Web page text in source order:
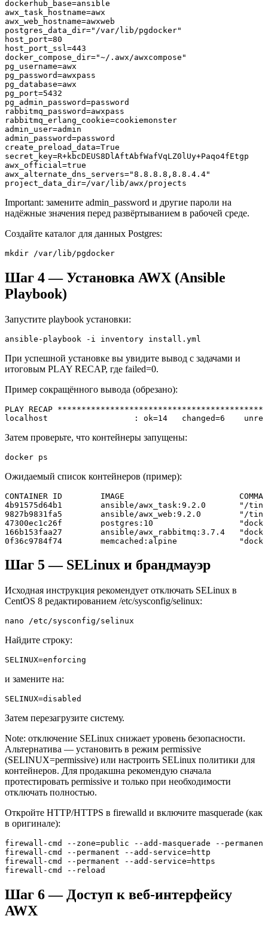
dockerhub_base=ansible
awx_task_hostname=awx
awx_web_hostname=awxweb
postgres_data_dir="/var/lib/pgdocker"
host_port=80
host_port_ssl=443
docker_compose_dir="~/.awx/awxcompose"
pg_username=awx
pg_password=awxpass
pg_database=awx
pg_port=5432
pg_admin_password=password
rabbitmq_password=awxpass
rabbitmq_erlang_cookie=cookiemonster
admin_user=admin
admin_password=password
create_preload_data=True
secret_key=R+kbcDEUS8DlAftAbfWafVqLZ0lUy+Paqo4fEtgp
awx_official=true
awx_alternate_dns_servers="8.8.8.8,8.8.4.4"
project_data_dir=/var/lib/awx/projects
Important: замените admin_password и другие пароли на
надёжные значения перед развёртыванием в рабочей среде.
Создайте каталог для данных Postgres:
mkdir /var/lib/pgdocker
Шаг 4 — Установка AWX (Ansible
Playbook)
Запустите playbook установки:
ansible-playbook -i inventory install.yml
При успешной установке вы увидите вывод с задачами и
итоговым PLAY RECAP, где failed=0.
Пример сокращённого вывода (обрезано):
PLAY RECAP
localhost                  : ok=14   changed=6
Затем проверьте, что контейнеры запущены:
docker ps
Ожидаемый список контейнеров (пример):
CONTAINER ID        IMAGE
4b91575d64b1        ansible/awx_task:9.2.0
9827b9831fa5        ansible/awx_web:9.2.0        "/
47300ec1c26f        postgres:10
166b153faa27        ansible/awx_rabbitmq:3.7.4
0f36c9784f74        memcached:alpine
Шаг 5 — SELinux и брандмауэр
Исходная инструкция рекомендует отключать SELinux в
CentOS 8 редактированием /etc/sysconfig/selinux:
nano /etc/sysconfig/selinux
Найдите строку:
SELINUX=enforcing
и замените на:
SELINUX=disabled
Затем перезагрузите систему.
Note: отключение SELinux снижает уровень безопасности.
Альтернатива — установить в режим permissive
(SELINUX=permissive) или настроить SELinux политики для
контейнеров. Для продакшна рекомендую сначала
протестировать permissive и только при необходимости
отключать полностью.
Откройте HTTP/HTTPS в firewalld и включите masquerade (как
в оригинале):
firewall-cmd --zone=public --add-masquerade --permanent
firewall-cmd --permanent --add-service=http
firewall-cmd --permanent --add-service=https
firewall-cmd --reload
Шаг 6 — Доступ к веб‑интерфейсу
AWX